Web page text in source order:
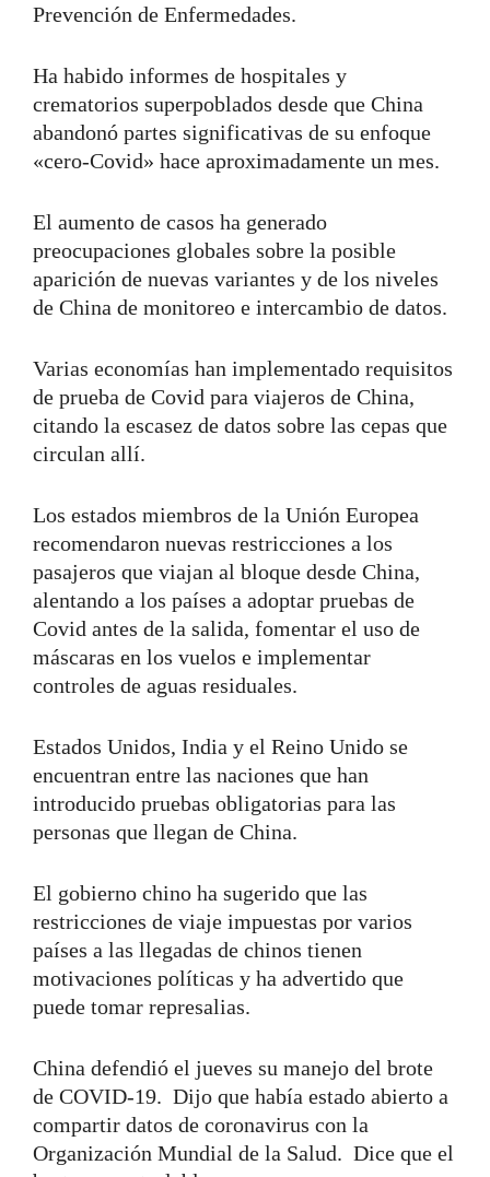
Prevención de Enfermedades.
Ha habido informes de hospitales y
crematorios superpoblados desde que China
abandonó partes significativas de su enfoque
«cero-Covid» hace aproximadamente un mes.
El aumento de casos ha generado
preocupaciones globales sobre la posible
aparición de nuevas variantes y de los niveles
de China de monitoreo e intercambio de datos.
Varias economías han implementado requisitos
de prueba de Covid para viajeros de China,
citando la escasez de datos sobre las cepas que
circulan allí.
Los estados miembros de la Unión Europea
recomendaron nuevas restricciones a los
pasajeros que viajan al bloque desde China,
alentando a los países a adoptar pruebas de
Covid antes de la salida, fomentar el uso de
máscaras en los vuelos e implementar
controles de aguas residuales.
Estados Unidos, India y el Reino Unido se
encuentran entre las naciones que han
introducido pruebas obligatorias para las
personas que llegan de China.
El gobierno chino ha sugerido que las
restricciones de viaje impuestas por varios
países a las llegadas de chinos tienen
motivaciones políticas y ha advertido que
puede tomar represalias.
China defendió el jueves su manejo del brote
de COVID-19. Dijo que había estado abierto a
compartir datos de coronavirus con la
Organización Mundial de la Salud. Dice que el